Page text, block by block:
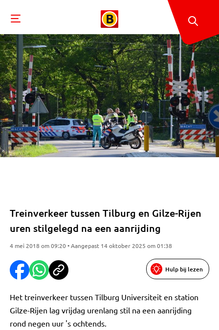
Treinverkeer tussen Tilburg en Gilze-Rijen
uren stilgelegd na een aanrijding
4 mei 2018 om 09:20 • Aangepast 14 oktober 2025 om 01:38
Hulp bij lezen
Het treinverkeer tussen Tilburg Universiteit en station
Gilze-Rijen lag vrijdag urenlang stil na een aanrijding
rond negen uur 's ochtends.